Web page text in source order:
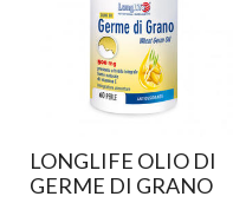
LONGLIFE OLIO DI
GERME DI GRANO